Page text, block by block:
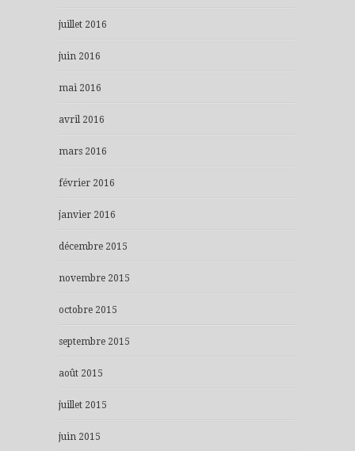
juillet 2016
juin 2016
mai 2016
avril 2016
mars 2016
février 2016
janvier 2016
décembre 2015
novembre 2015
octobre 2015
septembre 2015
août 2015
juillet 2015
juin 2015